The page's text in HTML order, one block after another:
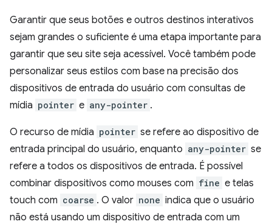
Garantir que seus botões e outros destinos interativos
sejam grandes o suficiente é uma etapa importante para
garantir que seu site seja acessível. Você também pode
personalizar seus estilos com base na precisão dos
dispositivos de entrada do usuário com consultas de
mídia pointer e any-pointer .
O recurso de mídia pointer se refere ao dispositivo de
entrada principal do usuário, enquanto any-pointer se
refere a todos os dispositivos de entrada. É possível
combinar dispositivos como mouses com fine e telas
touch com coarse . O valor none indica que o usuário
não está usando um dispositivo de entrada com um